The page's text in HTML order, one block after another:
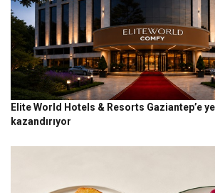
Elite World Hotels & Resorts Gaziantep’e
kazandırıyor